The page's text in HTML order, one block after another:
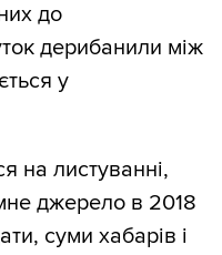
до
дерибанили між
у
на листуванні,
джерело в 2018
суми хабарів і